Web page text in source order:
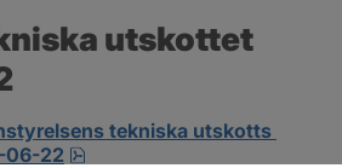
utskottet
tekniska utskotts
06-22